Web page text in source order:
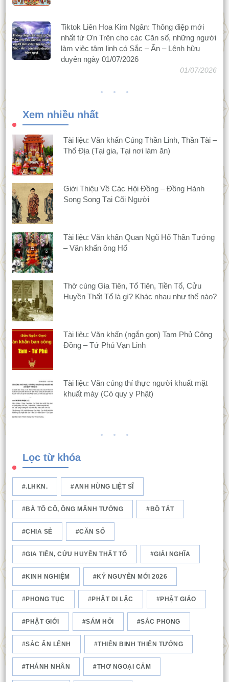
Tiktok Liên Hoa Kim Ngân: Thông điệp mới
nhất từ Ơn Trên cho các Căn số, những người
làm việc tâm linh có Sắc – Ấn – Lệnh hữu
duyên ngày 01/07/2026
01/07/2026
Xem nhiều nhất
Tài liệu: Văn khấn Cúng Thần Linh, Thần Tài –
Thổ Địa (Tại gia, Tại nơi làm ăn)
Giới Thiệu Về Các Hội Đồng – Đồng Hành
Song Song Tại Cõi Người
Tài liệu: Văn khấn Quan Ngũ Hổ Thần Tướng
– Văn khấn ông Hổ
Thờ cúng Gia Tiên, Tổ Tiên, Tiền Tổ, Cửu
Huyền Thất Tổ là gì? Khác nhau như thế nào?
Tài liệu: Văn khấn (ngắn gọn) Tam Phủ Công
Đồng – Tứ Phủ Vạn Linh
Tài liệu: Văn cúng thí thực người khuất mặt
khuất mày (Có quy y Phật)
Lọc từ khóa
.LHKN. ANH HÙNG LIỆT SĨ
BÀ TỔ CÔ, ÔNG MÃNH TƯỚNG BỒ TÁT
CHIA SẺ CĂN SỐ
GIA TIÊN, CỬU HUYỀN THẤT TỔ GIẢI NGHĨA
KINH NGHIỆM KỶ NGUYÊN MỚI 2026
PHONG TỤC PHẬT DI LẶC PHẬT GIÁO
PHẬT GIỚI SÁM HỐI SẮC PHONG
SẮC ẤN LỆNH THIÊN BINH THIÊN TƯỚNG
THÁNH NHÂN THƠ NGOẠI CẢM